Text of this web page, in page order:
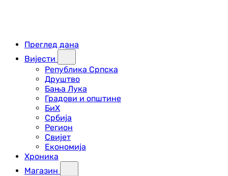
Преглед дана
Вијести
Република Српска
Друштво
Бања Лука
Градови и општине
БиХ
Србија
Регион
Свијет
Економија
Хроника
Магазин